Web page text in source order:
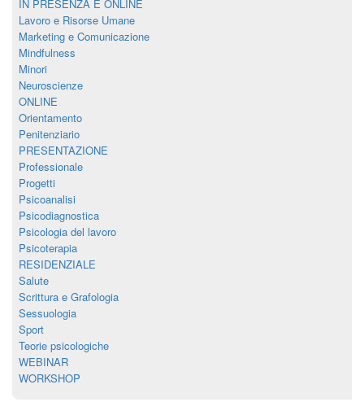
IN PRESENZA E ONLINE
Lavoro e Risorse Umane
Marketing e Comunicazione
Mindfulness
Minori
Neuroscienze
ONLINE
Orientamento
Penitenziario
PRESENTAZIONE
Professionale
Progetti
Psicoanalisi
Psicodiagnostica
Psicologia del lavoro
Psicoterapia
RESIDENZIALE
Salute
Scrittura e Grafologia
Sessuologia
Sport
Teorie psicologiche
WEBINAR
WORKSHOP